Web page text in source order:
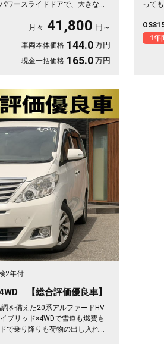
ワースライドドアで、大きな荷
聴可能なナビとビルトインETC
間との旅行にも送迎にも頼れる
保証付》でお渡しします😊
月々 41,800 円～
車両本体価格 144.0 万円
現金一括価格 165.0 万円
って
メラ
仕事
で丁
1年
2年付
【総合評価優良車】
を備えた20系アルファードHV
ブリッド×4WDで雪道も燃費も
で乗り降りも荷物の出し入れも